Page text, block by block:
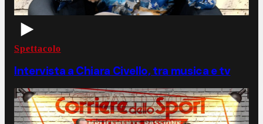
Spettacolo
Intervista a Chiara Civello, tra musica e tv